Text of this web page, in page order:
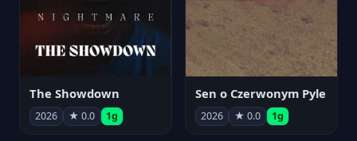
The Showdown
2026 ★ 0.0 1g
Sen o Czerwonym Pyle
2026 ★ 0.0 1g